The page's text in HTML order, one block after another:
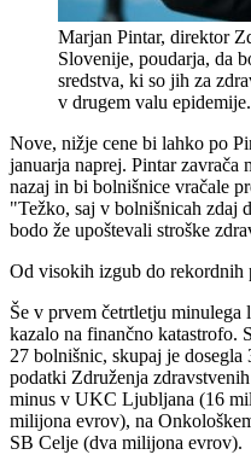
Marjan Pintar, direktor
Slovenije, poudarja, da
sredstva, ki so jih za
v drugem valu epidemije.
Nove, nižje cene bi lahko po
januarja naprej. Pintar zavrača
nazaj in bi bolnišnice vračale
"Težko, saj v bolnišnicah zdaj
bodo že upoštevali stroške
Od visokih izgub do rekordnih
Še v prvem četrtletju minulega
kazalo na finančno katastrofo.
27 bolnišnic, skupaj je
podatki Združenja
minus v UKC Ljubljana (16
milijona evrov), na
SB Celje (dva milijona evrov).